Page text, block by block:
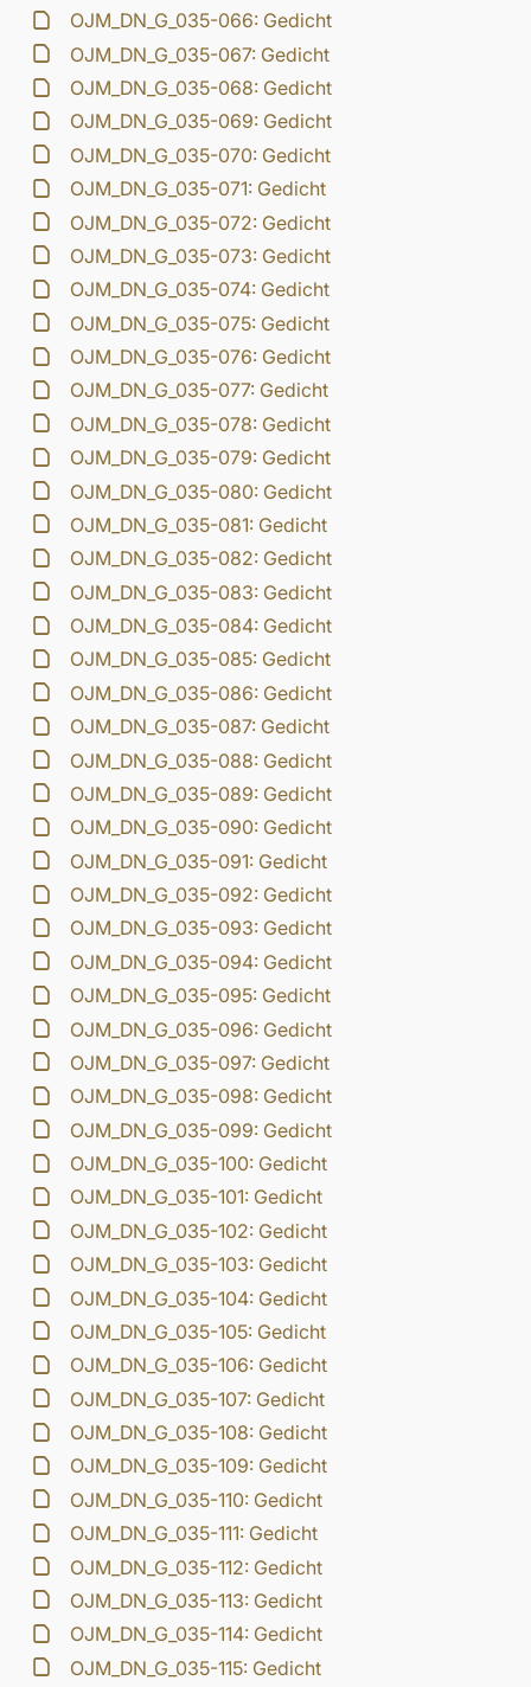
OJM_DN_G_035-066: Gedicht
OJM_DN_G_035-067: Gedicht
OJM_DN_G_035-068: Gedicht
OJM_DN_G_035-069: Gedicht
OJM_DN_G_035-070: Gedicht
OJM_DN_G_035-071: Gedicht
OJM_DN_G_035-072: Gedicht
OJM_DN_G_035-073: Gedicht
OJM_DN_G_035-074: Gedicht
OJM_DN_G_035-075: Gedicht
OJM_DN_G_035-076: Gedicht
OJM_DN_G_035-077: Gedicht
OJM_DN_G_035-078: Gedicht
OJM_DN_G_035-079: Gedicht
OJM_DN_G_035-080: Gedicht
OJM_DN_G_035-081: Gedicht
OJM_DN_G_035-082: Gedicht
OJM_DN_G_035-083: Gedicht
OJM_DN_G_035-084: Gedicht
OJM_DN_G_035-085: Gedicht
OJM_DN_G_035-086: Gedicht
OJM_DN_G_035-087: Gedicht
OJM_DN_G_035-088: Gedicht
OJM_DN_G_035-089: Gedicht
OJM_DN_G_035-090: Gedicht
OJM_DN_G_035-091: Gedicht
OJM_DN_G_035-092: Gedicht
OJM_DN_G_035-093: Gedicht
OJM_DN_G_035-094: Gedicht
OJM_DN_G_035-095: Gedicht
OJM_DN_G_035-096: Gedicht
OJM_DN_G_035-097: Gedicht
OJM_DN_G_035-098: Gedicht
OJM_DN_G_035-099: Gedicht
OJM_DN_G_035-100: Gedicht
OJM_DN_G_035-101: Gedicht
OJM_DN_G_035-102: Gedicht
OJM_DN_G_035-103: Gedicht
OJM_DN_G_035-104: Gedicht
OJM_DN_G_035-105: Gedicht
OJM_DN_G_035-106: Gedicht
OJM_DN_G_035-107: Gedicht
OJM_DN_G_035-108: Gedicht
OJM_DN_G_035-109: Gedicht
OJM_DN_G_035-110: Gedicht
OJM_DN_G_035-111: Gedicht
OJM_DN_G_035-112: Gedicht
OJM_DN_G_035-113: Gedicht
OJM_DN_G_035-114: Gedicht
OJM_DN_G_035-115: Gedicht